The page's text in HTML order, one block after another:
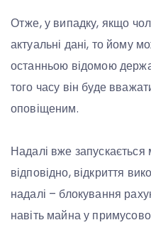
Отже, у випадку, якщо
актуальні дані, то йому
останньою відомою
того часу він буде
оповіщеним.
Надалі вже запускається
відповідно, відкриття
надалі – блокування
навіть майна у